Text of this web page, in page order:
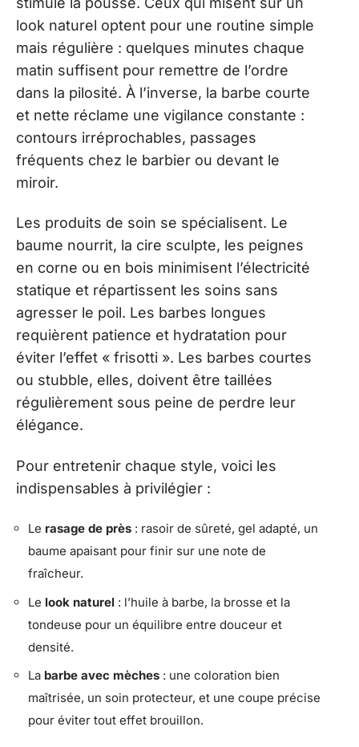
look naturel optent pour une routine simple
mais régulière : quelques minutes chaque
matin suffisent pour remettre de l’ordre
dans la pilosité. À l’inverse, la barbe courte
et nette réclame une vigilance constante :
contours irréprochables, passages
fréquents chez le barbier ou devant le
miroir.
Les produits de soin se spécialisent. Le
baume nourrit, la cire sculpte, les peignes
en corne ou en bois minimisent l’électricité
statique et répartissent les soins sans
agresser le poil. Les barbes longues
requièrent patience et hydratation pour
éviter l’effet « frisotti ». Les barbes courtes
ou stubble, elles, doivent être taillées
régulièrement sous peine de perdre leur
élégance.
Pour entretenir chaque style, voici les
indispensables à privilégier :
Le rasage de près : rasoir de sûreté, gel adapté, un
baume apaisant pour finir sur une note de
fraîcheur.
Le look naturel : l’huile à barbe, la brosse et la
tondeuse pour un équilibre entre douceur et
densité.
La barbe avec mèches : une coloration bien
maîtrisée, un soin protecteur, et une coupe précise
pour éviter tout effet brouillon.